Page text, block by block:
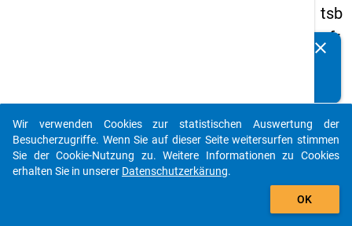
tsb
efr
g
20
19
Details
clear
auto_stories
add_shopping_cart
Wir verwenden Cookies zur statistischen Auswertung der
Besucherzugriffe. Wenn Sie auf dieser Seite weitersurfen stimmen
Sie der Cookie-Nutzung zu. Weitere Informationen zu Cookies
erhalten Sie in unserer Datenschutzerkärung.
OK